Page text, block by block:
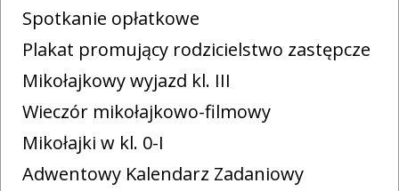
Spotkanie opłatkowe
Plakat promujący rodzicielstwo zastępcze
Mikołajkowy wyjazd kl. III
Wieczór mikołajkowo-filmowy
Mikołajki w kl. 0-I
Adwentowy Kalendarz Zadaniowy